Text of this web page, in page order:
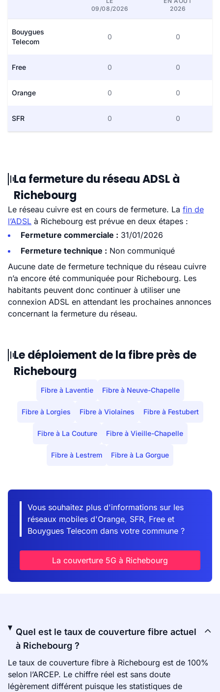
09/08/2026
2026
Bouygues
Telecom
0 0
Free 0 0
Orange 0 0
SFR 0 0
La fermeture du réseau ADSL à
Richebourg
Le réseau cuivre est en cours de fermeture. La fin de
l’ADSL à Richebourg est prévue en deux étapes :
Fermeture commerciale : 31/01/2026
Fermeture technique : Non communiqué
Aucune date de fermeture technique du réseau cuivre
n’a encore été communiquée pour Richebourg. Les
habitants peuvent donc continuer à utiliser une
connexion ADSL en attendant les prochaines annonces
concernant la fermeture du réseau.
Le déploiement de la fibre près de
Richebourg
Fibre à Laventie Fibre à Neuve-Chapelle
Fibre à Lorgies Fibre à Violaines Fibre à Festubert
Fibre à La Couture Fibre à Vieille-Chapelle
Fibre à Lestrem Fibre à La Gorgue
Vous souhaitez plus d'informations sur les
réseaux mobiles d'Orange, SFR, Free et
Bouygues Telecom dans votre commune ?
La couverture 5G à Richebourg
Quel est le taux de couverture fibre actuel
à Richebourg ?
Le taux de couverture fibre à Richebourg est de 100%
selon l’ARCEP. Le chiffre réel est sans doute
légèrement différent puisque les statistiques de